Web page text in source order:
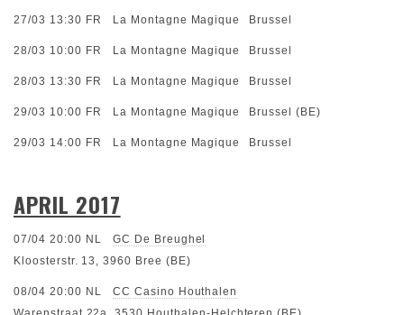
27/03 13:30 FR La Montagne Magique Brussel
28/03 10:00 FR La Montagne Magique Brussel
28/03 13:30 FR La Montagne Magique Brussel
29/03 10:00 FR La Montagne Magique Brussel (BE)
29/03 14:00 FR La Montagne Magique Brussel
APRIL 2017
07/04 20:00 NL
GC De Breughel
Kloosterstr. 13, 3960 Bree (BE)
08/04 20:00 NL
CC Casino Houthalen